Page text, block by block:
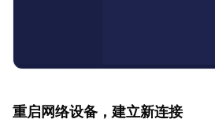
重启网络设备，建立新连接